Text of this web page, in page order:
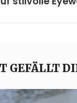
GEFÄLLT